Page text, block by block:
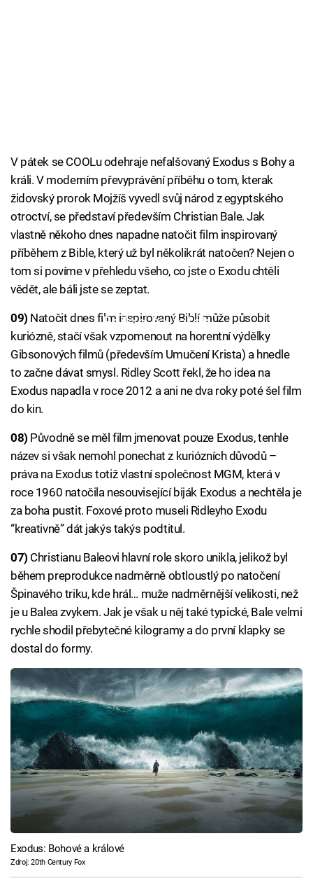
V pátek se COOLu odehraje nefalšovaný Exodus s Bohy a
králi. V moderním převyprávění příběhu o tom, kterak
židovský prorok Mojžíš vyvedl svůj národ z egyptského
otroctví, se představí především Christian Bale. Jak
vlastně někoho dnes napadne natočit film inspirovaný
příběhem z Bible, který už byl několikrát natočen? Nejen o
tom si povíme v přehledu všeho, co jste o Exodu chtěli
vědět, ale báli jste se zeptat.
Failed to fetch
09) Natočit dnes film inspirovaný Biblí může působit
kuriózně, stačí však vzpomenout na horentní výdělky
Gibsonových filmů (především Umučení Krista) a hnedle
to začne dávat smysl. Ridley Scott řekl, že ho idea na
Exodus napadla v roce 2012 a ani ne dva roky poté šel film
do kin.
08) Původně se měl film jmenovat pouze Exodus, tenhle
název si však nemohl ponechat z kuriózních důvodů –
práva na Exodus totiž vlastní společnost MGM, která v
roce 1960 natočila nesouvisející biják Exodus a nechtěla je
za boha pustit. Foxové proto museli Ridleyho Exodu
“kreativně” dát jakýs takýs podtitul.
07) Christianu Baleovi hlavní role skoro unikla, jelikož byl
během preprodukce nadměrně obtloustlý po natočení
Špinavého triku, kde hrál… muže nadměrnější velikosti, než
je u Balea zvykem. Jak je však u něj také typické, Bale velmi
rychle shodil přebytečné kilogramy a do první klapky se
dostal do formy.
Exodus: Bohové a králové
Zdroj: 20th Century Fox